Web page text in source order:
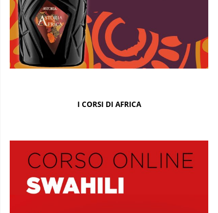
I CORSI DI AFRICA